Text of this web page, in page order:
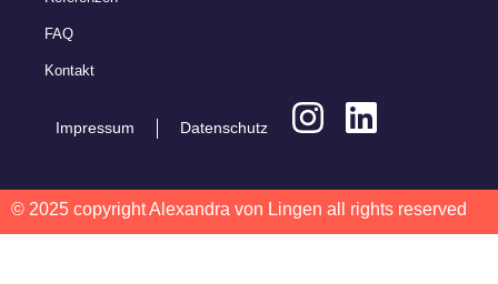
FAQ
Kontakt
Impressum Datenschutz
© 2025 copyright Alexandra von Lingen all rights reserved